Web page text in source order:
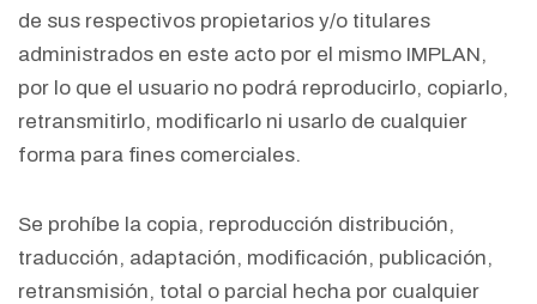
de sus respectivos propietarios y/o titulares
administrados en este acto por el mismo IMPLAN,
por lo que el usuario no podrá reproducirlo, copiarlo,
retransmitirlo, modificarlo ni usarlo de cualquier
forma para fines comerciales.
Se prohíbe la copia, reproducción distribución,
traducción, adaptación, modificación, publicación,
retransmisión, total o parcial hecha por cualquier